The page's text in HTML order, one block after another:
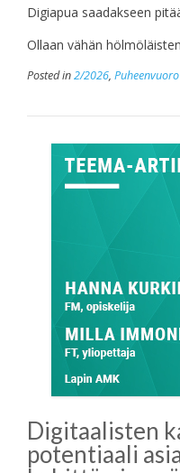
Digiapua saadakseen
Ollaan vähän
Posted in2/2026, Puheenvuoro
Digitaalisten
potentiaali